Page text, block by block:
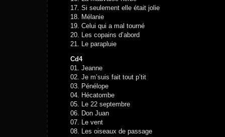
17. Si seulement elle était jolie
18. Mélanie
19. Celui qui a mal tourné
20. Les copains d’abord
21. Le parapluie
Cd4
01. Jeanne
02. Je m’suis fait tout p’tit
03. Pénélope
04. Hécatombe
05. Le 22 septembre
06. Don Juan
07. Le vent
08. Les oiseaux de passage